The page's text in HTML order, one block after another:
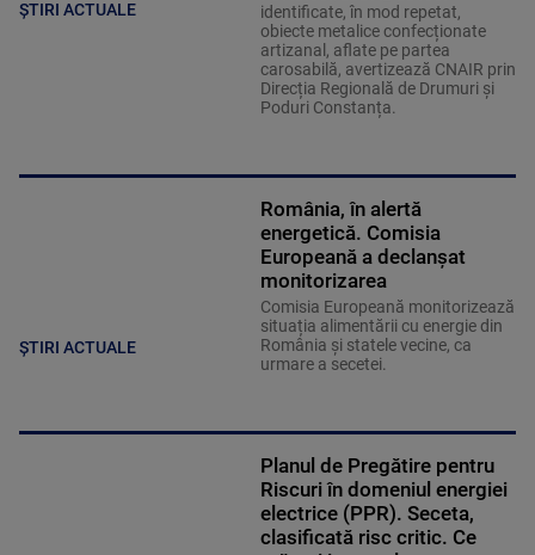
ȘTIRI ACTUALE
identificate, în mod repetat,
obiecte metalice confecționate
artizanal, aflate pe partea
carosabilă, avertizează CNAIR prin
Direcția Regională de Drumuri și
Poduri Constanța.
ȘTIRI ACTUALE
România, în alertă
energetică. Comisia
Europeană a declanșat
monitorizarea
Comisia Europeană monitorizează
situația alimentării cu energie din
România și statele vecine, ca
urmare a secetei.
Planul de Pregătire pentru
Riscuri în domeniul energiei
electrice (PPR). Seceta,
clasificată risc critic. Ce